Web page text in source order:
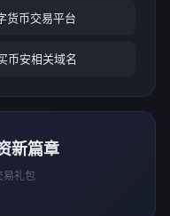
货币交易平台
币安相关域名
新篇章
易礼包